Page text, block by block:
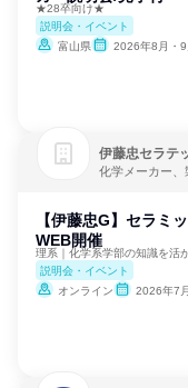
★28卒向け★
説明会・イベント
富山県
2026年8月・
伊藤忠セラテ
化学メーカー、
【伊藤忠G】セラミ
WEB開催
理系｜化学系学部の知識を活
説明会・イベント
オンライン
2026年7月